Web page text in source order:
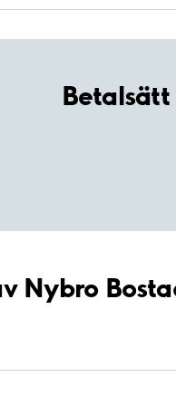
Nybro